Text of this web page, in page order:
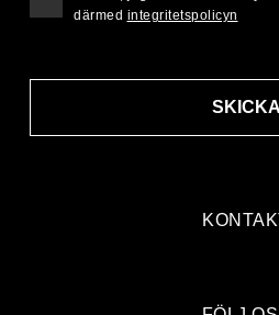
SKICKA
därmed integritetspolicyn